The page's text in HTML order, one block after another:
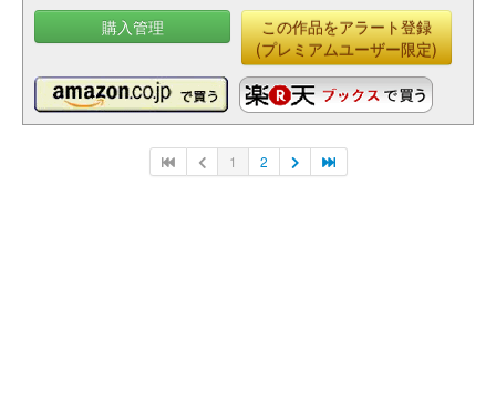
購入管理
この作品をアラート登録
(プレミアムユーザー限定)
1 2